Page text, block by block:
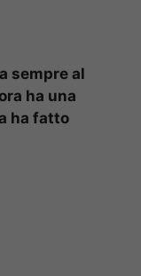
sempre al
ha una
ha fatto